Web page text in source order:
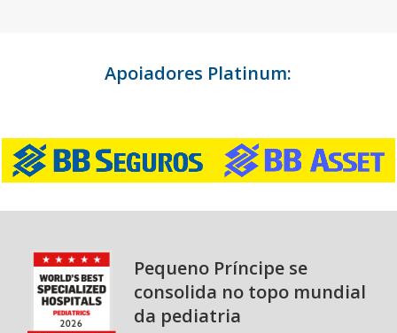
Apoiadores Platinum:
Pequeno Príncipe se
consolida no topo mundial
da pediatria